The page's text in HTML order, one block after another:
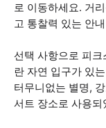
로 이동하세요. 거
고 통찰력 있는 안
선택 사항으로 피
란 자연 입구가 있
터무니없는 별명,
서트 장소로 사용